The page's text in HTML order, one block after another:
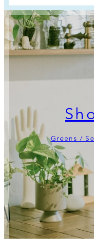
Greens /